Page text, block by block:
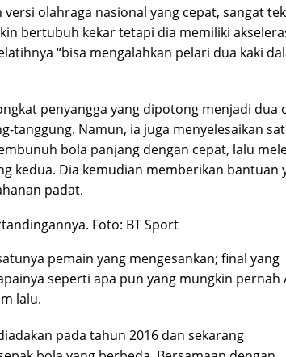
olahraga nasional yang cepat, sangat
bertubuh kekar tetapi dia memiliki
“bisa mengalahkan pelari dua kaki
penyangga yang dipotong menjadi dua
tanggung. Namun, ia juga menyelesaikan
bola panjang dengan cepat, lalu
kedua. Dia kemudian memberikan bantuan
padat.
Foto: BT Sport
pemain yang mengesankan; final yang
seperti apa pun yang mungkin pernah
lalu.
pada tahun 2016 dan sekarang